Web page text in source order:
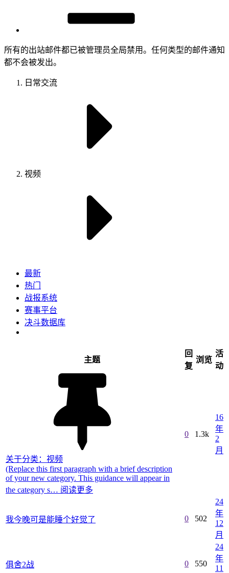
所有的出站邮件都已被管理员全局禁用。任何类型的邮件通知
都不会被发出。
日常交流
视频
最新
热门
战报系统
赛事平台
决斗数据库
主题
回
复
浏览
活
动
关于分类：视频
(Replace this first paragraph with a brief description
of your new category. This guidance will appear in
the category s… 阅读更多
0 1.3k
16
年
2
月
我今晚可是能睡个好觉了 0 502
24
年
12
月
俱舍2战 0 550
24
年
11